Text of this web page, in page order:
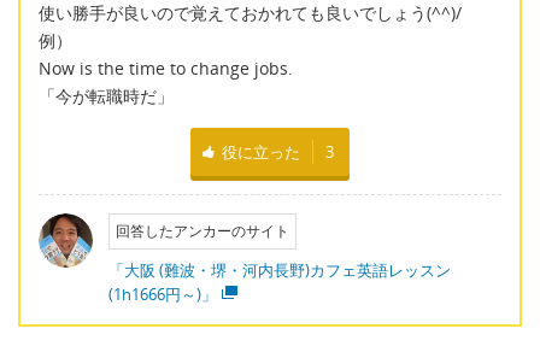
使い勝手が良いので覚えておかれても良いでしょう(^^)/
例）
Now is the time to change jobs.
「今が転職時だ」
役に立った 3
回答したアンカーのサイト
「大阪 (難波・堺・河内長野)カフェ英語レッスン
(1h1666円～)」